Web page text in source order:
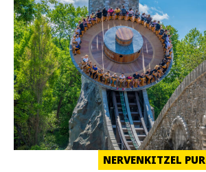
NERVENKITZEL PUR